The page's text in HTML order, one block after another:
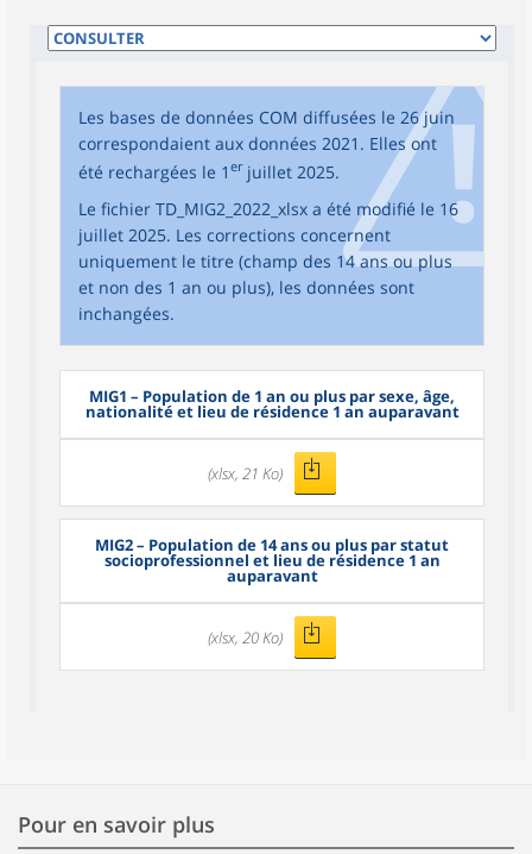
Les bases de données COM diffusées le 26 juin
correspondaient aux données 2021. Elles ont
été rechargées le 1 erjuillet 2025.
Le fichier TD_MIG2_2022_xlsx a été modifié le 16
juillet 2025. Les corrections concernent
uniquement le titre (champ des 14 ans ou plus
et non des 1 an ou plus), les données sont
inchangées.
MIG1 – Population de 1 an ou plus par sexe, âge,
nationalité et lieu de résidence 1 an auparavant
(xlsx, 21 Ko)
MIG2– Population de 14 ans ou plus par statut
socioprofessionnel et lieu de résidence 1 an
auparavant
(xlsx, 20 Ko)
Pour en savoir plus